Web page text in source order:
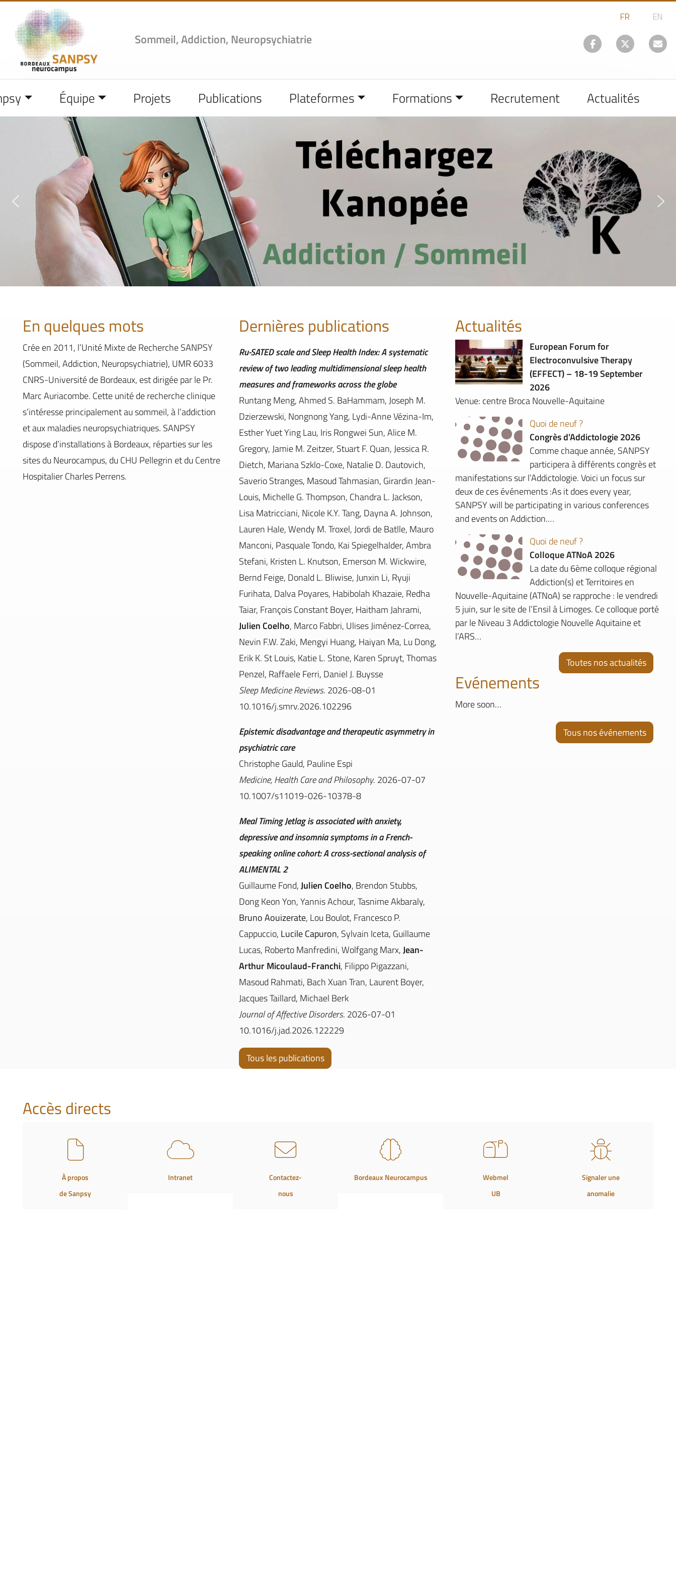
Sommeil, Addiction, Neuropsychiatrie
Équipe Projets Publications Plateformes Formations Recrutement Actualités
En quelques mots
Crée en 2011, l’Unité Mixte de Recherche SANPSY
(Sommeil, Addiction, Neuropsychiatrie), UMR 6033
CNRS-Université de Bordeaux, est dirigée par le Pr.
Marc Auriacombe. Cette unité de recherche clinique
s’intéresse principalement au sommeil, à l’addiction
et aux maladies neuropsychiatriques. SANPSY
dispose d’installations à Bordeaux, réparties sur les
sites du Neurocampus, du CHU Pellegrin et du Centre
Hospitalier Charles Perrens.
Dernières publications
Ru-SATED scale and Sleep Health Index: A systematic
review of two leading multidimensional sleep health
measures and frameworks across the globe
Runtang Meng, Ahmed S. BaHammam, Joseph M.
Dzierzewski, Nongnong Yang, Lydi-Anne Vézina-Im,
Esther Yuet Ying Lau, Iris Rongwei Sun, Alice M.
Gregory, Jamie M. Zeitzer, Stuart F. Quan, Jessica R.
Dietch, Mariana Szklo-Coxe, Natalie D. Dautovich,
Saverio Stranges, Masoud Tahmasian, Girardin Jean-
Louis, Michelle G. Thompson, Chandra L. Jackson,
Lisa Matricciani, Nicole K.Y. Tang, Dayna A. Johnson,
Lauren Hale, Wendy M. Troxel, Jordi de Batlle, Mauro
Manconi, Pasquale Tondo, Kai Spiegelhalder, Ambra
Stefani, Kristen L. Knutson, Emerson M. Wickwire,
Bernd Feige, Donald L. Bliwise, Junxin Li, Ryuji
Furihata, Dalva Poyares, Habibolah Khazaie, Redha
Taiar, François Constant Boyer, Haitham Jahrami,
Julien Coelho, Marco Fabbri, Ulises Jiménez-Correa,
Nevin F.W. Zaki, Mengyi Huang, Haiyan Ma, Lu Dong,
Erik K. St Louis, Katie L. Stone, Karen Spruyt, Thomas
Penzel, Raffaele Ferri, Daniel J. Buysse
Sleep Medicine Reviews. 2026-08-01
10.1016/j.smrv.2026.102296
Epistemic disadvantage and therapeutic asymmetry in
psychiatric care
Christophe Gauld, Pauline Espi
Medicine, Health Care and Philosophy. 2026-07-07
10.1007/s11019-026-10378-8
Meal Timing Jetlag is associated with anxiety,
depressive and insomnia symptoms in a French-
speaking online cohort: A cross-sectional analysis of
ALIMENTAL 2
Guillaume Fond,Julien Coelho, Brendon Stubbs,
Dong Keon Yon, Yannis Achour, Tasnime Akbaraly,
Bruno Aouizerate, Lou Boulot, Francesco P.
Cappuccio, Lucile Capuron, Sylvain Iceta, Guillaume
Lucas, Roberto Manfredini, Wolfgang Marx,Jean-
Arthur Micoulaud-Franchi, Filippo Pigazzani,
Masoud Rahmati, Bach Xuan Tran, Laurent Boyer,
Jacques Taillard, Michael Berk
Journal of Affective Disorders. 2026-07-01
10.1016/j.jad.2026.122229
Tous les publications
Actualités
European Forum for
Electroconvulsive Therapy
(EFFECT) – 18-19 September
2026
Venue: centre Broca Nouvelle-Aquitaine
Quoi de neuf ?
Congrès d’Addictologie 2026
Comme chaque année, SANPSY
participera à différents congrès et
manifestations sur l’Addictologie. Voici un focus sur
deux de ces événements :As it does every year,
SANPSY will be participating in various conferences
and events on Addiction.…
Quoi de neuf ?
Colloque ATNoA 2026
La date du 6ème colloque régional
Addiction(s) et Territoires en
Nouvelle-Aquitaine (ATNoA) se rapproche : le vendredi
5 juin, sur le site de l’Ensil à Limoges. Ce colloque porté
par le Niveau 3 Addictologie Nouvelle Aquitaine et
l’ARS…
Toutes nos actualités
Evénements
More soon…
Tous nos événements
Accès directs
À propos
de Sanpsy
Intranet
Contactez-
nous
Bordeaux Neurocampus
Webmel
UB
Signaler une
anomalie